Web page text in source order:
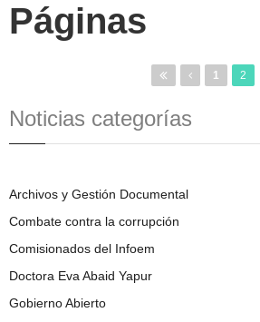
Páginas
1 2
Noticias categorías
Archivos y Gestión Documental
Combate contra la corrupción
Comisionados del Infoem
Doctora Eva Abaid Yapur
Gobierno Abierto